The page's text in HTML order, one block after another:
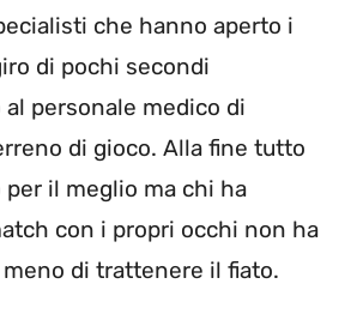
che hanno aperto i
di pochi secondi
personale medico di
di gioco. Alla fine tutto
per il meglio ma chi ha
con i propri occhi non ha
di trattenere il fiato.